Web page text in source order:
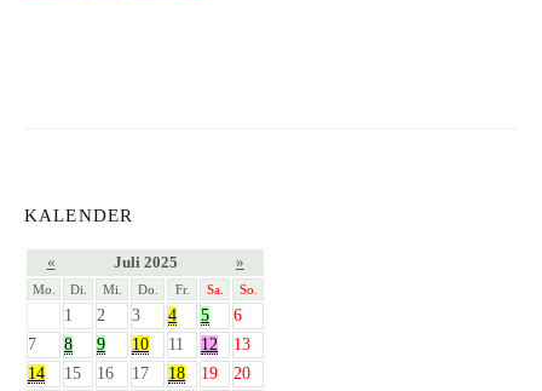
KALENDER
« Juli 2025 »
Mo. Di. Mi. Do. Fr. Sa. So.
1 2 3 4 5
6
7
8 9 10 11 12
13
14
15 16 17 18 19
20